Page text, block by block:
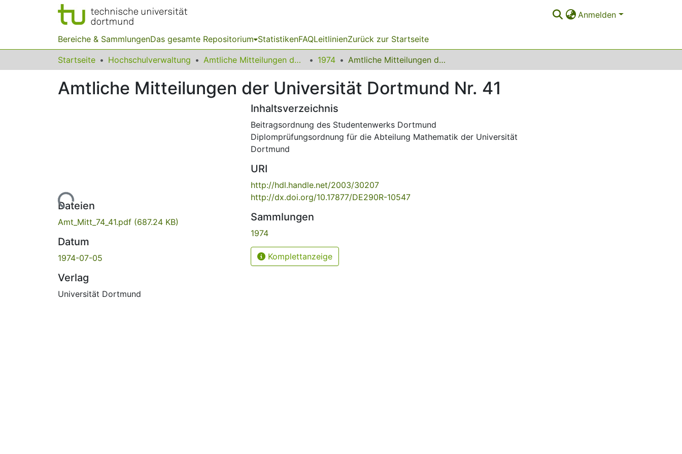
Anmelden
Bereiche & SammlungenDas gesamte Repositorium StatistikenFAQLeitlinienZurück zur Startseite
Startseite Hochschulverwaltung Amtliche Mitteilungen der Technischen Universität Dortmund 1974 Amtliche Mitteilungen der Universität Dortmund Nr. 41
Amtliche Mitteilungen der Universität Dortmund Nr. 41
Lade...
Dateien
Amt_Mitt_74_41.pdf (687.24 KB)
Datum
1974-07-05
Verlag
Universität Dortmund
Inhaltsverzeichnis
Beitragsordnung des Studentenwerks Dortmund
Diplomprüfungsordnung für die Abteilung Mathematik der Universität
Dortmund
URI
http://hdl.handle.net/2003/30207
http://dx.doi.org/10.17877/DE290R-10547
Sammlungen
1974
Komplettanzeige